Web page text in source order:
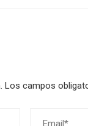
Los campos